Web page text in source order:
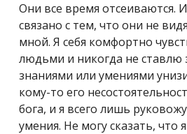
Они все время отсеиваются.
связано с тем, что они не
мной. Я себя комфортно
людьми и никогда не ставлю
знаниями или умениями
кому-то его
бога, и я всего лишь
умения. Не могу сказать, что